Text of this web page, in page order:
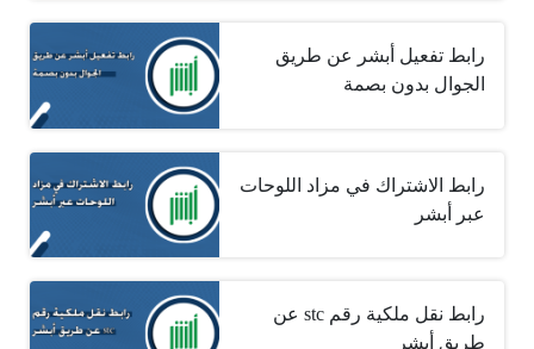
رابط تفعيل أبشر عن طريق
الجوال بدون بصمة
رابط الاشتراك في مزاد اللوحات
عبر أبشر
رابط نقل ملكية رقم stc عن
طريق أبشر